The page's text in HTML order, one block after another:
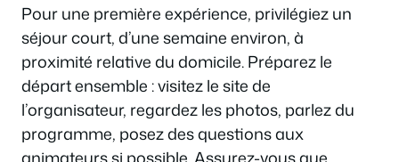
Pour une première expérience, privilégiez un
séjour court, d’une semaine environ, à
proximité relative du domicile. Préparez le
départ ensemble : visitez le site de
l’organisateur, regardez les photos, parlez du
programme, posez des questions aux
animateurs si possible. Assurez-vous que